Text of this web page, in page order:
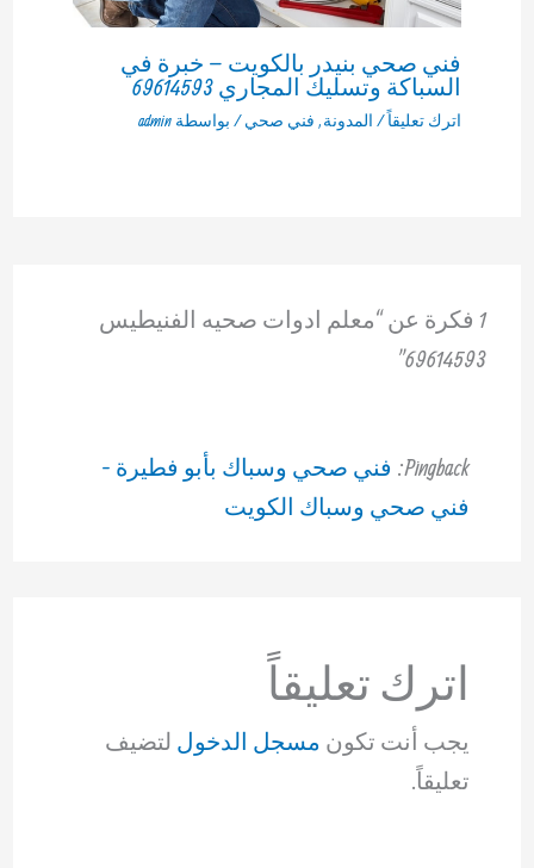
فني صحي بنيدر بالكويت – خبرة في
السباكة وتسليك المجاري 69614593
اترك تعليقاً / المدونة, فني صحي/ بواسطة admin
1 فكرة عن “معلم ادوات صحيه الفنيطيس
69614593”
Pingback: فني صحي وسباك بأبو فطيرة -
فني صحي وسباك الكويت
اترك تعليقاً
يجب أنت تكون مسجل الدخول لتضيف
تعليقاً.